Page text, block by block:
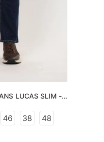
LUCAS SLIM -
46 38 48